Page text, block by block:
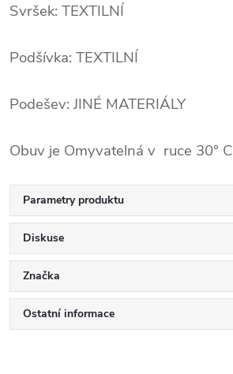
Svršek: TEXTILNÍ
Podšívka: TEXTILNÍ
Podešev: JINÉ MATERIÁLY
Obuv je Omyvatelná v ruce 30° C
Parametry produktu
Diskuse
Značka
Ostatní informace